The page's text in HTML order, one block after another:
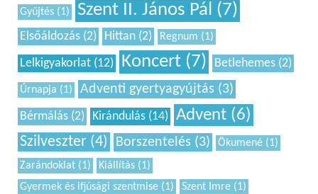
Gyűjtés (1) Szent II. János Pál (7)
Elsőáldozás (2) Hittan (2) Regnum (1)
Lelkigyakorlat (12) Koncert (7) Betlehemes (2)
Úrnapja (1) Adventi gyertyagyújtás (3)
Bérmálás (2) Kirándulás (14) Advent (6)
Szilveszter (4) Borszentelés (3)
Ökumené (1)
Zarándoklat (1)
Kiállítás (1)
Gyermek és ifjúsági szentmise (1)
Szent Imre (1)